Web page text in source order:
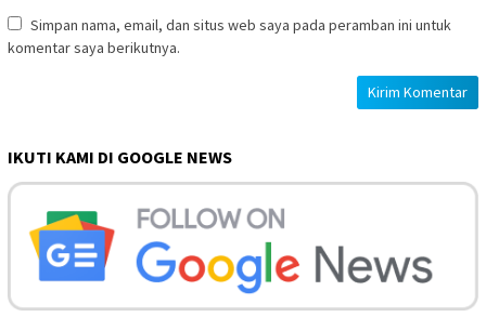
Simpan nama, email, dan situs web saya pada peramban ini untuk
komentar saya berikutnya.
IKUTI KAMI DI GOOGLE NEWS